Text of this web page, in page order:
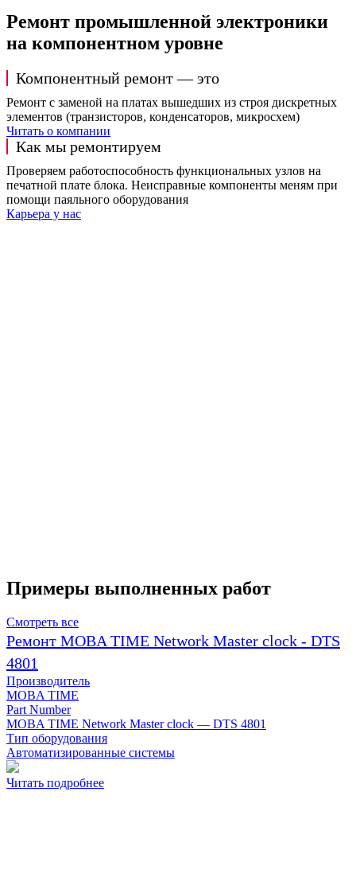
Ремонт промышленной электроники
на компонентном уровне
Компонентный ремонт — это
Ремонт с заменой на платах вышедших из строя дискретных
элементов (транзисторов, конденсаторов, микросхем)
Читать о компании
Как мы ремонтируем
Проверяем работоспособность функциональных узлов на
печатной плате блока. Неисправные компоненты меням при
помощи паяльного оборудования
Карьера у нас
Примеры выполненных работ
Смотреть все
Ремонт MOBA TIME Network Master clock - DTS
4801
Производитель
MOBA TIME
Part Number
MOBA TIME Network Master clock — DTS 4801
Тип оборудования
Автоматизированные системы
Читать подробнее